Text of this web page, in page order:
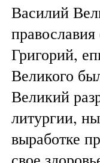
Василий
Григорий,
Великого
Великий
литургии,
выработке